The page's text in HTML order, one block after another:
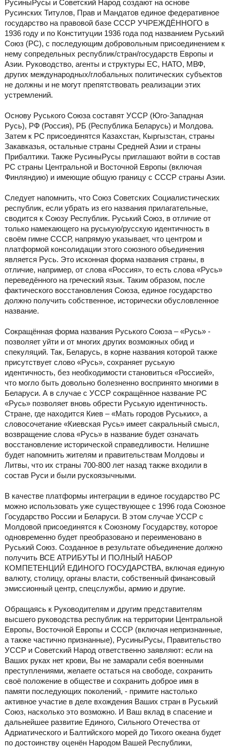
РусиныРусы и Советский Народ создают на основе
Русинских Титулов, Прав и Мандатов единое федеративное
государство на правовой базе СССР УЧРЕЖДЁННОГО в
1936 году и по Конституции 1936 года под названием Руський
Союз (РС), с последующим добровольным присоединением к
нему сопредельных республик/стран/государств Европы и
Азии. Руководство, агенты и структуры ЕС, НАТО, МВФ,
других международных/глобальных политических субъектов
не должны и не могут препятствовать реализации этих
устремлений.
Основу Руського Союза составят УССР (Юго-Западная
Русь), РФ (Россия), РБ (Республика Беларусь) и Молдова.
Затем к РС присоединятся Казахстан, Кыргызстан, страны
Закавказья, остальные страны Средней Азии и страны
Прибалтики. Также РусиныРусы приглашают войти в состав
РС страны Центральной и Восточной Европы (включая
Финляндию) и имеющие общую границу с СССР страны Азии.
Следует напомнить, что Союз Советских Социалистических
республик, если убрать из его названия прилагательные,
сводится к Союзу Республик. Руський Союз, в отличие от
только намекающего на руськую/русскую идентичность в
своём гимне СССР, напрямую указывает, что центром и
платформой консолидации этого союзного объединения
является Русь. Это исконная форма названия страны, в
отличие, например, от слова «Россия», то есть слова «Русь»
переведённого на греческий язык. Таким образом, после
фактического восстановления Союза, единое государство
должно получить собственное, исторически обусловленное
название.
Сокращённая форма названия Руського Союза – «Русь» -
позволяет уйти и от многих других возможных обид и
спекуляций. Так, Беларусь, в корне названия которой также
присутствует слово «Русь», сохраняет руськую
идентичность, без необходимости становиться «Россией»,
что могло быть довольно болезненно воспринято многими в
Беларуси. А в случае с УССР сокращённое название РС
«Русь» позволяет вновь обрести Руськую идентичность.
Стране, где находится Киев – «Мать городов Руських», а
словосочетание «Киевская Русь» имеет сакральный смысл,
возвращение слова «Русь» в название будет означать
восстановление исторической справедливости. Нелишне
будет напомнить жителям и правительствам Молдовы и
Литвы, что их страны 700-800 лет назад также входили в
состав Руси и были рускоязычными.
В качестве платформы интеграции в единое государство РС
можно использовать уже существующее с 1996 года Союзное
Государство России и Беларуси. В этом случае УССР с
Молдовой присоединятся к Союзному Государству, которое
одновременно будет преобразовано и переименовано в
Руський Союз. Созданное в результате объединение должно
получить ВСЕ АТРИБУТЫ И ПОЛНЫЙ НАБОР
КОМПЕТЕНЦИЙ ЕДИНОГО ГОСУДАРСТВА, включая единую
валюту, столицу, органы власти, собственный финансовый
эмиссионный центр, спецслужбы, армию и другие.
Обращаясь к Руководителям и другим представителям
высшего руководства республик на территории Центральной
Европы, Восточной Европы и СССР (включая непризнанные,
а также частично признанные), РусиныРусы, Правительство
УССР и Советский Народ ответственно заявляют: если на
Ваших руках нет крови, Вы не замарали себя военными
преступлениями, желаете остаться на свободе, сохранить
своё положение в обществе и сохранить доброе имя в
памяти последующих поколений, - примите настолько
активное участие в деле вхождения Ваших стран в Руський
Союз, насколько это возможно. И Ваш вклад в спасение и
дальнейшее развитие Единого, Сильного Отечества от
Адриатического и Балтийского морей до Тихого океана будет
по достоинству оценён Народом Вашей Республики,